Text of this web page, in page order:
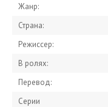
Жанр:
Страна:
Режиссер:
В ролях:
Перевод:
Серии